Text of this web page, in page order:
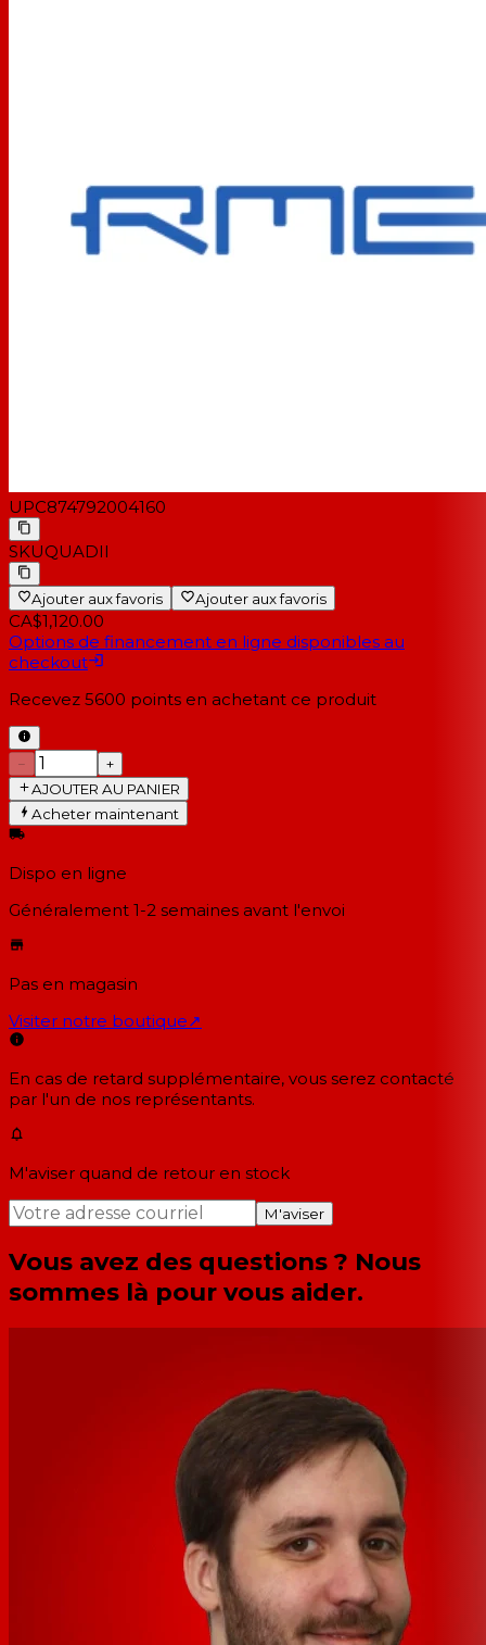
UPC874792004160
SKUQUADII
Ajouter aux favoris Ajouter aux favoris
CA$1,120.00
Options de financement en ligne disponibles au
checkout
Recevez 5600 points en achetant ce produit
−
+
AJOUTER AU PANIER
Acheter maintenant
Dispo en ligne
Généralement 1-2 semaines avant l'envoi
Pas en magasin
Visiter notre boutique↗
En cas de retard supplémentaire, vous serez contacté
par l'un de nos représentants.
M'aviser quand de retour en stock
M'aviser
Vous avez des questions ? Nous
sommes là pour vous aider.